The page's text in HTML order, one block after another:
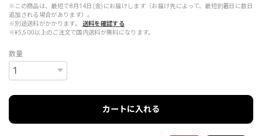
※この商品は、最短で8月14日(金)にお届けします（お届け先によって、最短到着日に数日
追加される場合があります）。
※別途送料がかかります。
送料を確認する
※¥5,500以上のご注文で国内送料が無料になります。
数量
カートに入れる